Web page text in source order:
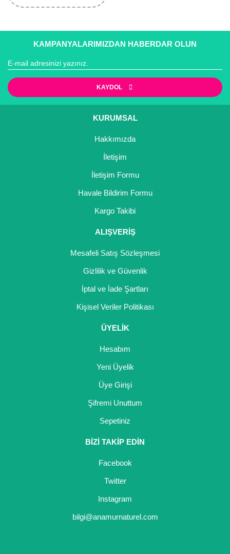
KAMPANYALARIMIZDAN HABERDAR OLUN
KAYDOL
KURUMSAL
Hakkımızda
İletişim
İletişim Formu
Havale Bildirim Formu
Kargo Takibi
ALIŞVERİŞ
Mesafeli Satış Sözleşmesi
Gizlilik ve Güvenlik
İptal ve İade Şartları
Kişisel Veriler Politikası
ÜYELİK
Hesabım
Yeni Üyelik
Üye Girişi
Şifremi Unuttum
Sepetiniz
BİZİ TAKİP EDİN
Facebook
Twitter
Instagram
bilgi@anamurnaturel.com
Kiraz Fidanı
Kivi Fidanı